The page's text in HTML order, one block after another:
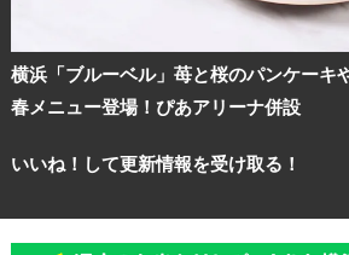
横浜「ブルーベル」苺と桜のパンケーキ
春メニュー登場！ぴあアリーナ併設
いいね！して更新情報を受け取る！